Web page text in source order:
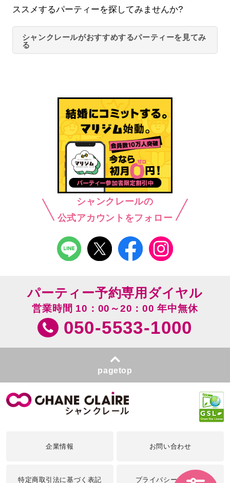
ススメするパーティーを探してみませんか?
シャンクレールがおすすめするパーティーを見てみ
る
シャンクレールの
公式アカウントをフォロー
パーティー予約専用ダイヤル
営業時間 10：00～20：00 年中無休
050-5533-1000
pagetop
企業情報 お問い合わせ
特定商取引法に基づく表記 プライバシーポリシー